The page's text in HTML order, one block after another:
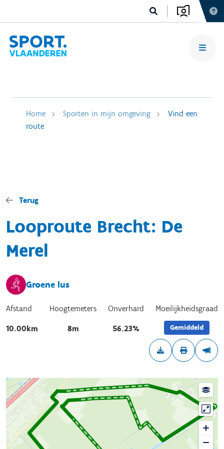
Home Sporten in mijn omgeving
Vind een
route
Terug
Looproute Brecht: De
Merel
Groene lus
Afstand
10.00km
Hoogtemeters
8m
Onverhard
56.23%
Moeilijkheidsgraad
Gemiddeld